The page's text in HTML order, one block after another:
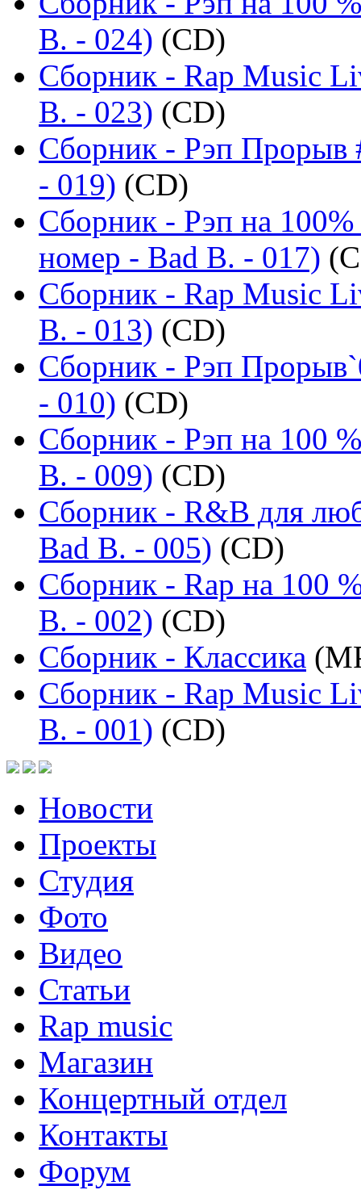
B. - 024) (CD)
Сборник - Rap Music
B. - 023) (CD)
Сборник - Рэп Прорыв
- 019) (CD)
Сборник - Рэп на
номер - Bad B. - 017)
Сборник - Rap Music
B. - 013) (CD)
Сборник - Рэп
- 010) (CD)
Сборник - Рэп на 100
B. - 009) (CD)
Сборник - R&B для
Bad B. - 005) (CD)
Сборник - Rap на 100
B. - 002) (CD)
Сборник - Классика
Сборник - Rap Music
B. - 001) (CD)
Новости
Проекты
Студия
Фото
Видео
Статьи
Rap music
Магазин
Концертный отдел
Контакты
Форум